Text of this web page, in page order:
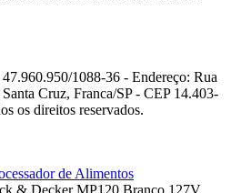
1088-36 - Endereço: Rua
Cruz, Franca/SP - CEP 14.403-
os direitos reservados.
de Alimentos
& Decker MP120 Branco 127V